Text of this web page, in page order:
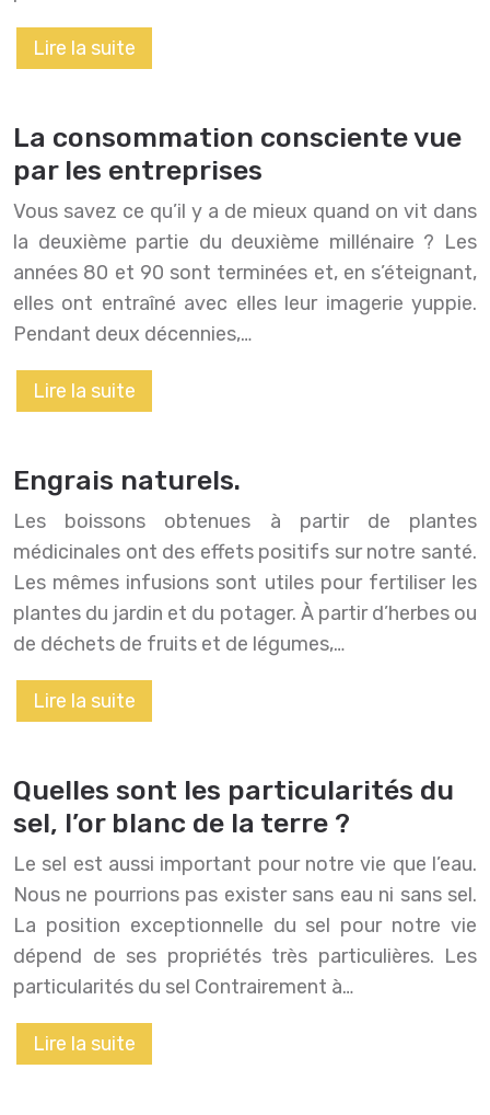
Lire la suite
La consommation consciente vue
par les entreprises
Vous savez ce qu’il y a de mieux quand on vit dans
la deuxième partie du deuxième millénaire ? Les
années 80 et 90 sont terminées et, en s’éteignant,
elles ont entraîné avec elles leur imagerie yuppie.
Pendant deux décennies,…
Lire la suite
Engrais naturels.
Les boissons obtenues à partir de plantes
médicinales ont des effets positifs sur notre santé.
Les mêmes infusions sont utiles pour fertiliser les
plantes du jardin et du potager. À partir d’herbes ou
de déchets de fruits et de légumes,…
Lire la suite
Quelles sont les particularités du
sel, l’or blanc de la terre ?
Le sel est aussi important pour notre vie que l’eau.
Nous ne pourrions pas exister sans eau ni sans sel.
La position exceptionnelle du sel pour notre vie
dépend de ses propriétés très particulières. Les
particularités du sel Contrairement à…
Lire la suite